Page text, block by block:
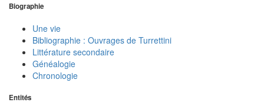
Biographie
Une vie
Bibliographie : Ouvrages de Turrettini
Littérature secondaire
Généalogie
Chronologie
Entités